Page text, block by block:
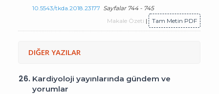
10.5543/tkda.2018.23177 Sayfalar 744 - 745
Makale Özeti | Tam Metin PDF
DIĞER YAZILAR
26. Kardiyoloji yayınlarında gündem ve
yorumlar